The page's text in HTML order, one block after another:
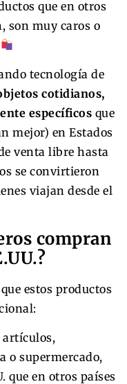
que en otros
son muy caros o
tecnología de
cotidianos,
específicos que
mejor) en Estados
venta libre hasta
se convirtieron
viajan desde el
compran
estos productos
artículos,
o supermercado,
que en otros países